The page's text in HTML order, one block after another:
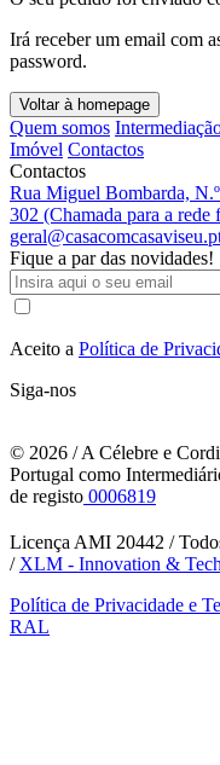
Irá receber um email com
password.
Voltar à homepage
Quem somos
Imóvel Contactos
Contactos
Rua Miguel Bombarda,
302 (Chamada para a rede
Fique a par das novidades!
Aceito a Política de
Siga-nos
© 2026 / A Célebre e
Portugal como
de registo 0006819
Licença AMI 20442 /
/ XLM - Innovation &
Política de Privacidade e
RAL